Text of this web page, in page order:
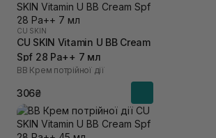
CU SKIN
CU SKIN Vitamin U BB Cream
Spf 28 Pa++ 7 мл
BB Крем потрійної дії
306₴